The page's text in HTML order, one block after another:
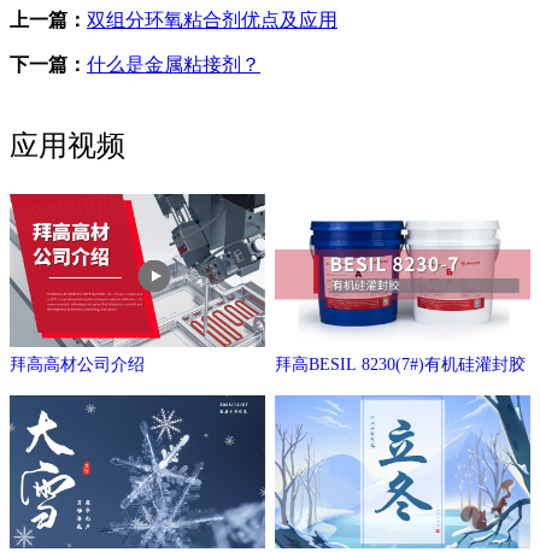
上一篇： 双组分环氧粘合剂优点及应用
下一篇： 什么是金属粘接剂？
应用视频
拜高高材公司介绍 拜高BESIL 8230(7#)有机硅灌封胶